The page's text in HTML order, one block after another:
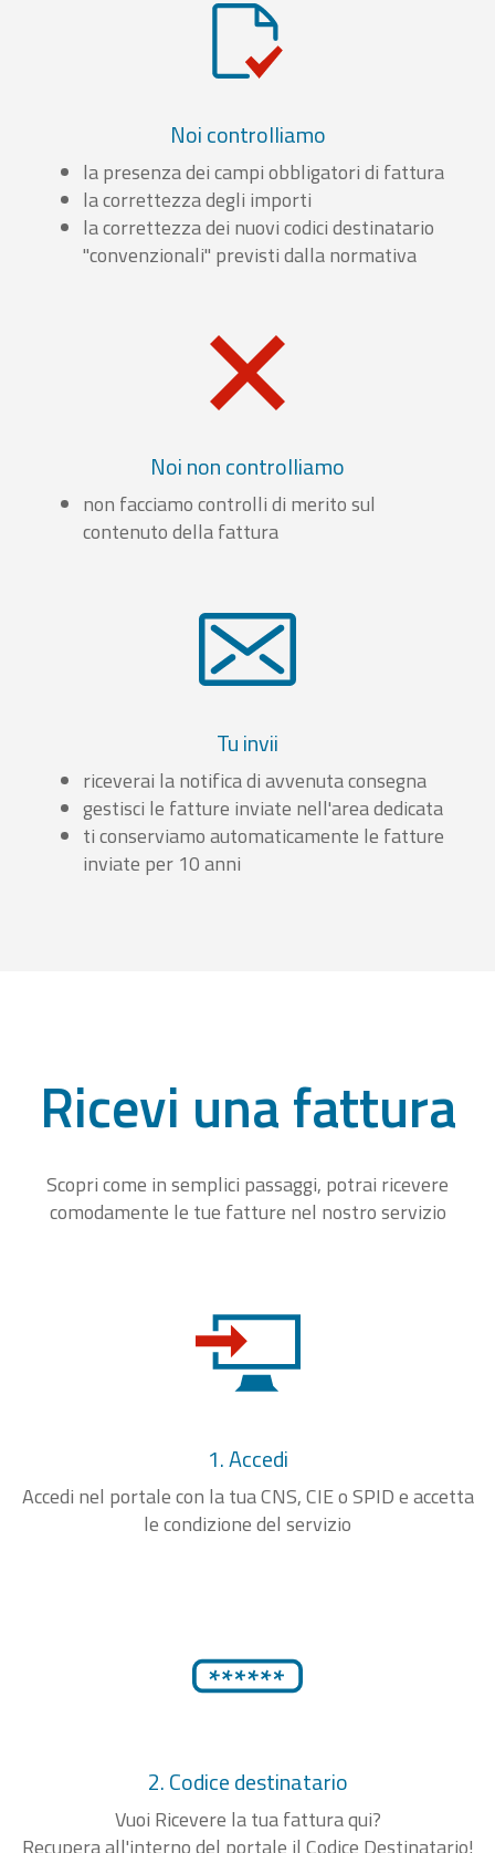
Noi controlliamo
la presenza dei campi obbligatori di fattura
la correttezza degli importi
la correttezza dei nuovi codici destinatario
"convenzionali" previsti dalla normativa
Noi non controlliamo
non facciamo controlli di merito sul
contenuto della fattura
Tu invii
riceverai la notifica di avvenuta consegna
gestisci le fatture inviate nell'area dedicata
ti conserviamo automaticamente le fatture
inviate per 10 anni
Ricevi una fattura
Scopri come in semplici passaggi, potrai ricevere
comodamente le tue fatture nel nostro servizio
1. Accedi
Accedi nel portale con la tua CNS, CIE o SPID e accetta
le condizione del servizio
2. Codice destinatario
Vuoi Ricevere la tua fattura qui?
Recupera all'interno del portale il Codice Destinatario!